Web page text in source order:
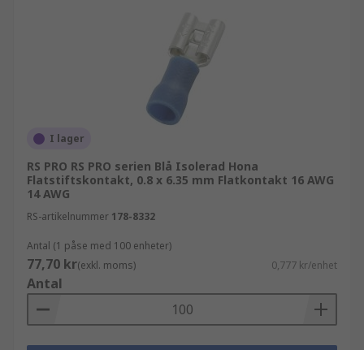
I lager
RS PRO RS PRO serien Blå Isolerad Hona
Flatstiftskontakt, 0.8 x 6.35 mm Flatkontakt 16 AWG
14 AWG
RS-artikelnummer 178-8332
Antal (1 påse med 100 enheter)
77,70 kr(exkl. moms) 0,777 kr/enhet
Antal